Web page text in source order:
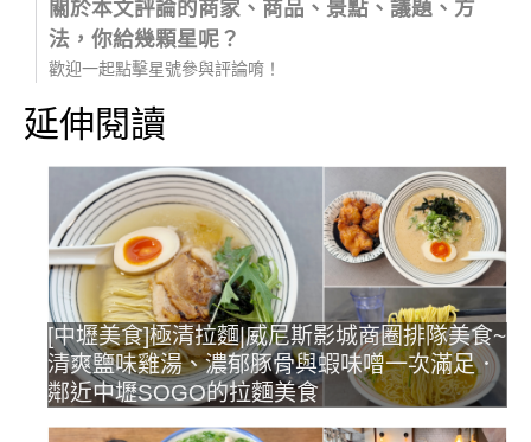
關於本文評論的商家、商品、景點、議題、方
法，你給幾顆星呢？
歡迎一起點擊星號參與評論唷！
延伸閱讀
[中壢美食]極清拉麵|威尼斯影城商圈排隊美食~
清爽鹽味雞湯、濃郁豚骨與蝦味噌一次滿足．
鄰近中壢SOGO的拉麵美食